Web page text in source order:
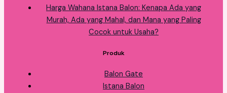
Harga Wahana Istana Balon: Kenapa Ada yang
Murah, Ada yang Mahal, dan Mana yang Paling
Cocok untuk Usaha?
Produk
Balon Gate
Istana Balon